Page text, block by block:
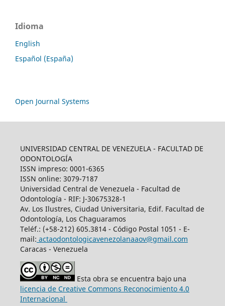
Idioma
English
Español (España)
Open Journal Systems
UNIVERSIDAD CENTRAL DE VENEZUELA - FACULTAD DE
ODONTOLOGÍA
ISSN impreso: 0001-6365
ISSN online: 3079-7187
Universidad Central de Venezuela - Facultad de
Odontología - RIF: J-30675328-1
Av. Los Ilustres, Ciudad Universitaria, Edif. Facultad de
Odontología, Los Chaguaramos
Teléf.: (+58-212) 605.3814 - Código Postal 1051 - E-
mail: actaodontologicavenezolanaaov@gmail.com
Caracas - Venezuela
Esta obra se encuentra bajo una
licencia de Creative Commons Reconocimiento 4.0
Internacional